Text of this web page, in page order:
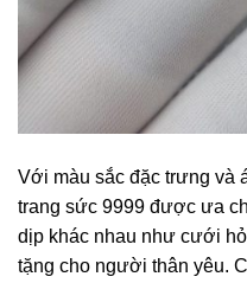
Với màu sắc đặc trưng và
trang sức 9999 được ưa
dịp khác nhau như cưới
tặng cho người thân yêu.